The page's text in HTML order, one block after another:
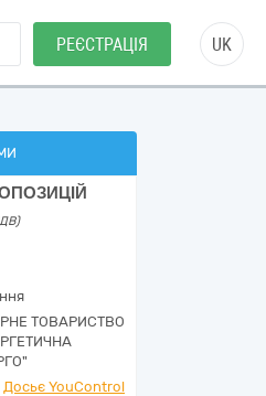
РЕЄСТРАЦІЯ UK
ТОВАРИСТВО
Досьє YouControl